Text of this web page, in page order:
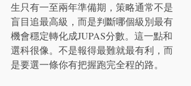
生只有一至兩年準備期，策略通常不是
盲目追最高級，而是判斷哪個級別最有
機會穩定轉化成JUPAS分數。這一點和
選科很像。不是報得最難就最有利，而
是要選一條你有把握跑完全程的路。